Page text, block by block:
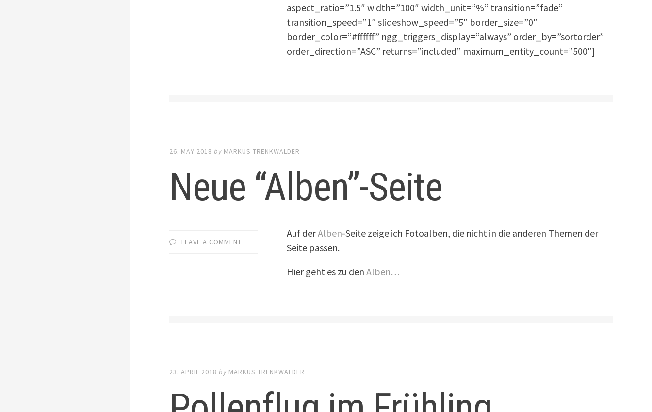
aspect_ratio=”1.5″ width=”100″ width_unit=”%” transition=”fade”
transition_speed=”1″ slideshow_speed=”5″ border_size=”0″
border_color=”#ffffff” ngg_triggers_display=”always” order_by=”sortorder”
order_direction=”ASC” returns=”included” maximum_entity_count=”500″]
26. MAY 2018 by MARKUS TRENKWALDER
Neue “Alben”-Seite
LEAVE A COMMENT
Auf derAlben-Seite zeige ich Fotoalben, die nicht in die anderen Themen der
Seite passen.
Hier geht es zu denAlben…
23. APRIL 2018 by MARKUS TRENKWALDER